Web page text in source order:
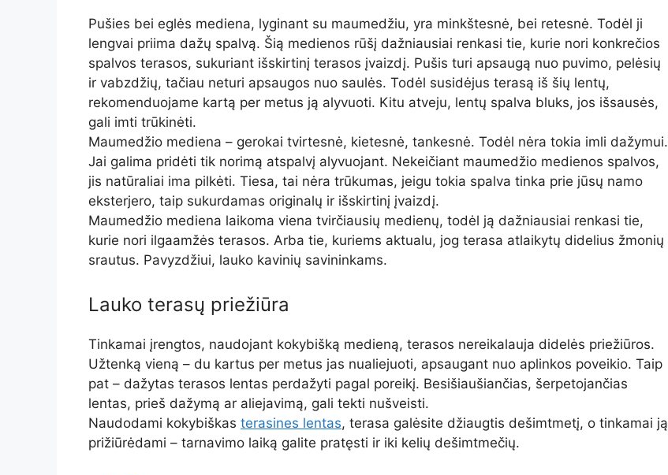
Pušies bei eglės mediena, lyginant su maumedžiu, yra minkštesnė, bei retesnė. Todėl ji
lengvai priima dažų spalvą. Šią medienos rūšį dažniausiai renkasi tie, kurie nori konkrečios
spalvos terasos, sukuriant išskirtinį terasos įvaizdį. Pušis turi apsaugą nuo puvimo, pelėsių
ir vabzdžių, tačiau neturi apsaugos nuo saulės. Todėl susidėjus terasą iš šių lentų,
rekomenduojame kartą per metus ją alyvuoti. Kitu atveju, lentų spalva bluks, jos išsausės,
gali imti trūkinėti.
Maumedžio mediena – gerokai tvirtesnė, kietesnė, tankesnė. Todėl nėra tokia imli dažymui.
Jai galima pridėti tik norimą atspalvį alyvuojant. Nekeičiant maumedžio medienos spalvos,
jis natūraliai ima pilkėti. Tiesa, tai nėra trūkumas, jeigu tokia spalva tinka prie jūsų namo
eksterjero, taip sukurdamas originalų ir išskirtinį įvaizdį.
Maumedžio mediena laikoma viena tvirčiausių medienų, todėl ją dažniausiai renkasi tie,
kurie nori ilgaamžės terasos. Arba tie, kuriems aktualu, jog terasa atlaikytų didelius žmonių
srautus. Pavyzdžiui, lauko kavinių savininkams.
Lauko terasų priežiūra
Tinkamai įrengtos, naudojant kokybišką medieną, terasos nereikalauja didelės priežiūros.
Užtenką vieną – du kartus per metus jas nualiejuoti, apsaugant nuo aplinkos poveikio. Taip
pat – dažytas terasos lentas perdažyti pagal poreikį. Besišiaušiančias, šerpetojančias
lentas, prieš dažymą ar aliejavimą, gali tekti nušveisti.
Naudodami kokybiškas terasines lentas, terasa galėsite džiaugtis dešimtmetį, o tinkamai ją
prižiūrėdami – tarnavimo laiką galite pratęsti ir iki kelių dešimtmečių.